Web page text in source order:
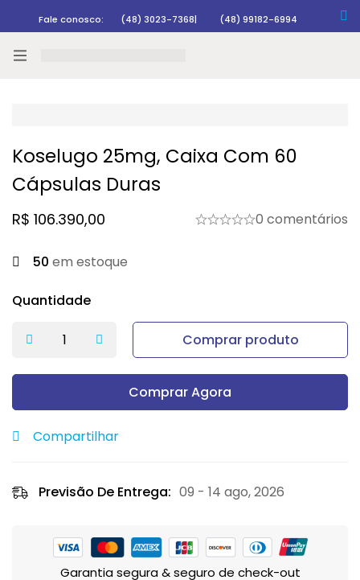
Fale conosco: (48) 3023-7368| (48) 99182-6994
Koselugo 25mg, Caixa Com 60
Cápsulas Duras
R$ 106.390,00 0 comentários
50 em estoque
Quantidade
Comprar produto
Comprar Agora
Compartilhar
Previsão De Entrega: 09 - 14 ago, 2026
Garantia segura & seguro de check-out